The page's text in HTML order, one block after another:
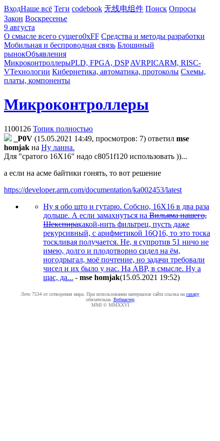
ВходНаше всё Теги codebook 无线电组件 Поиск Опросы
Закон Воскресенье
9 августа
О смысле всего сущего0xFF Средства и методы разработки
Мобильная и беспроводная связь Блошиный
рынокОбъявления
МикроконтроллерыPLD, FPGA, DSP AVRPICARM, RISC-
VТехнологии Кибернетика, автоматика, протоколы Схемы,
платы, компоненты
Микроконтроллеры
1100126 Топик полностью
_P0V (15.05.2021 14:49, просмотров: 7) ответил mse
homjak на Ну ланна.
Для "сратого 16Х16" надо c8051f120 использовать ))...
а если на асме байтики гонять, то вот решение
https://developer.arm.com/documentation/ka002453/latest
Ну я обо што и гутарю. Собсно, 16Х16 в два раза
дольше. А если замахнуться на Вильяма нашего,
Шекспиракакой-нить фильтрец, пусть даже
рекурсивный, с арифметикой 16Q16, то это тоска
тоскливая получается. Не, я супротив 51 ничо не
имею, долго и плодотворно сидел на ём,
ногодрыгал, моё почтение, но задачи требовали
чисел и их было у нас. На АВР, в смысле. Ну а
щас, да... - mse homjak(15.05.2021 19:52)
Лето 7534 от сотворения мира. При использовании материалов сайта ссылка на caxapу
обязательна. Вебмастер
MMI © MMXXVI